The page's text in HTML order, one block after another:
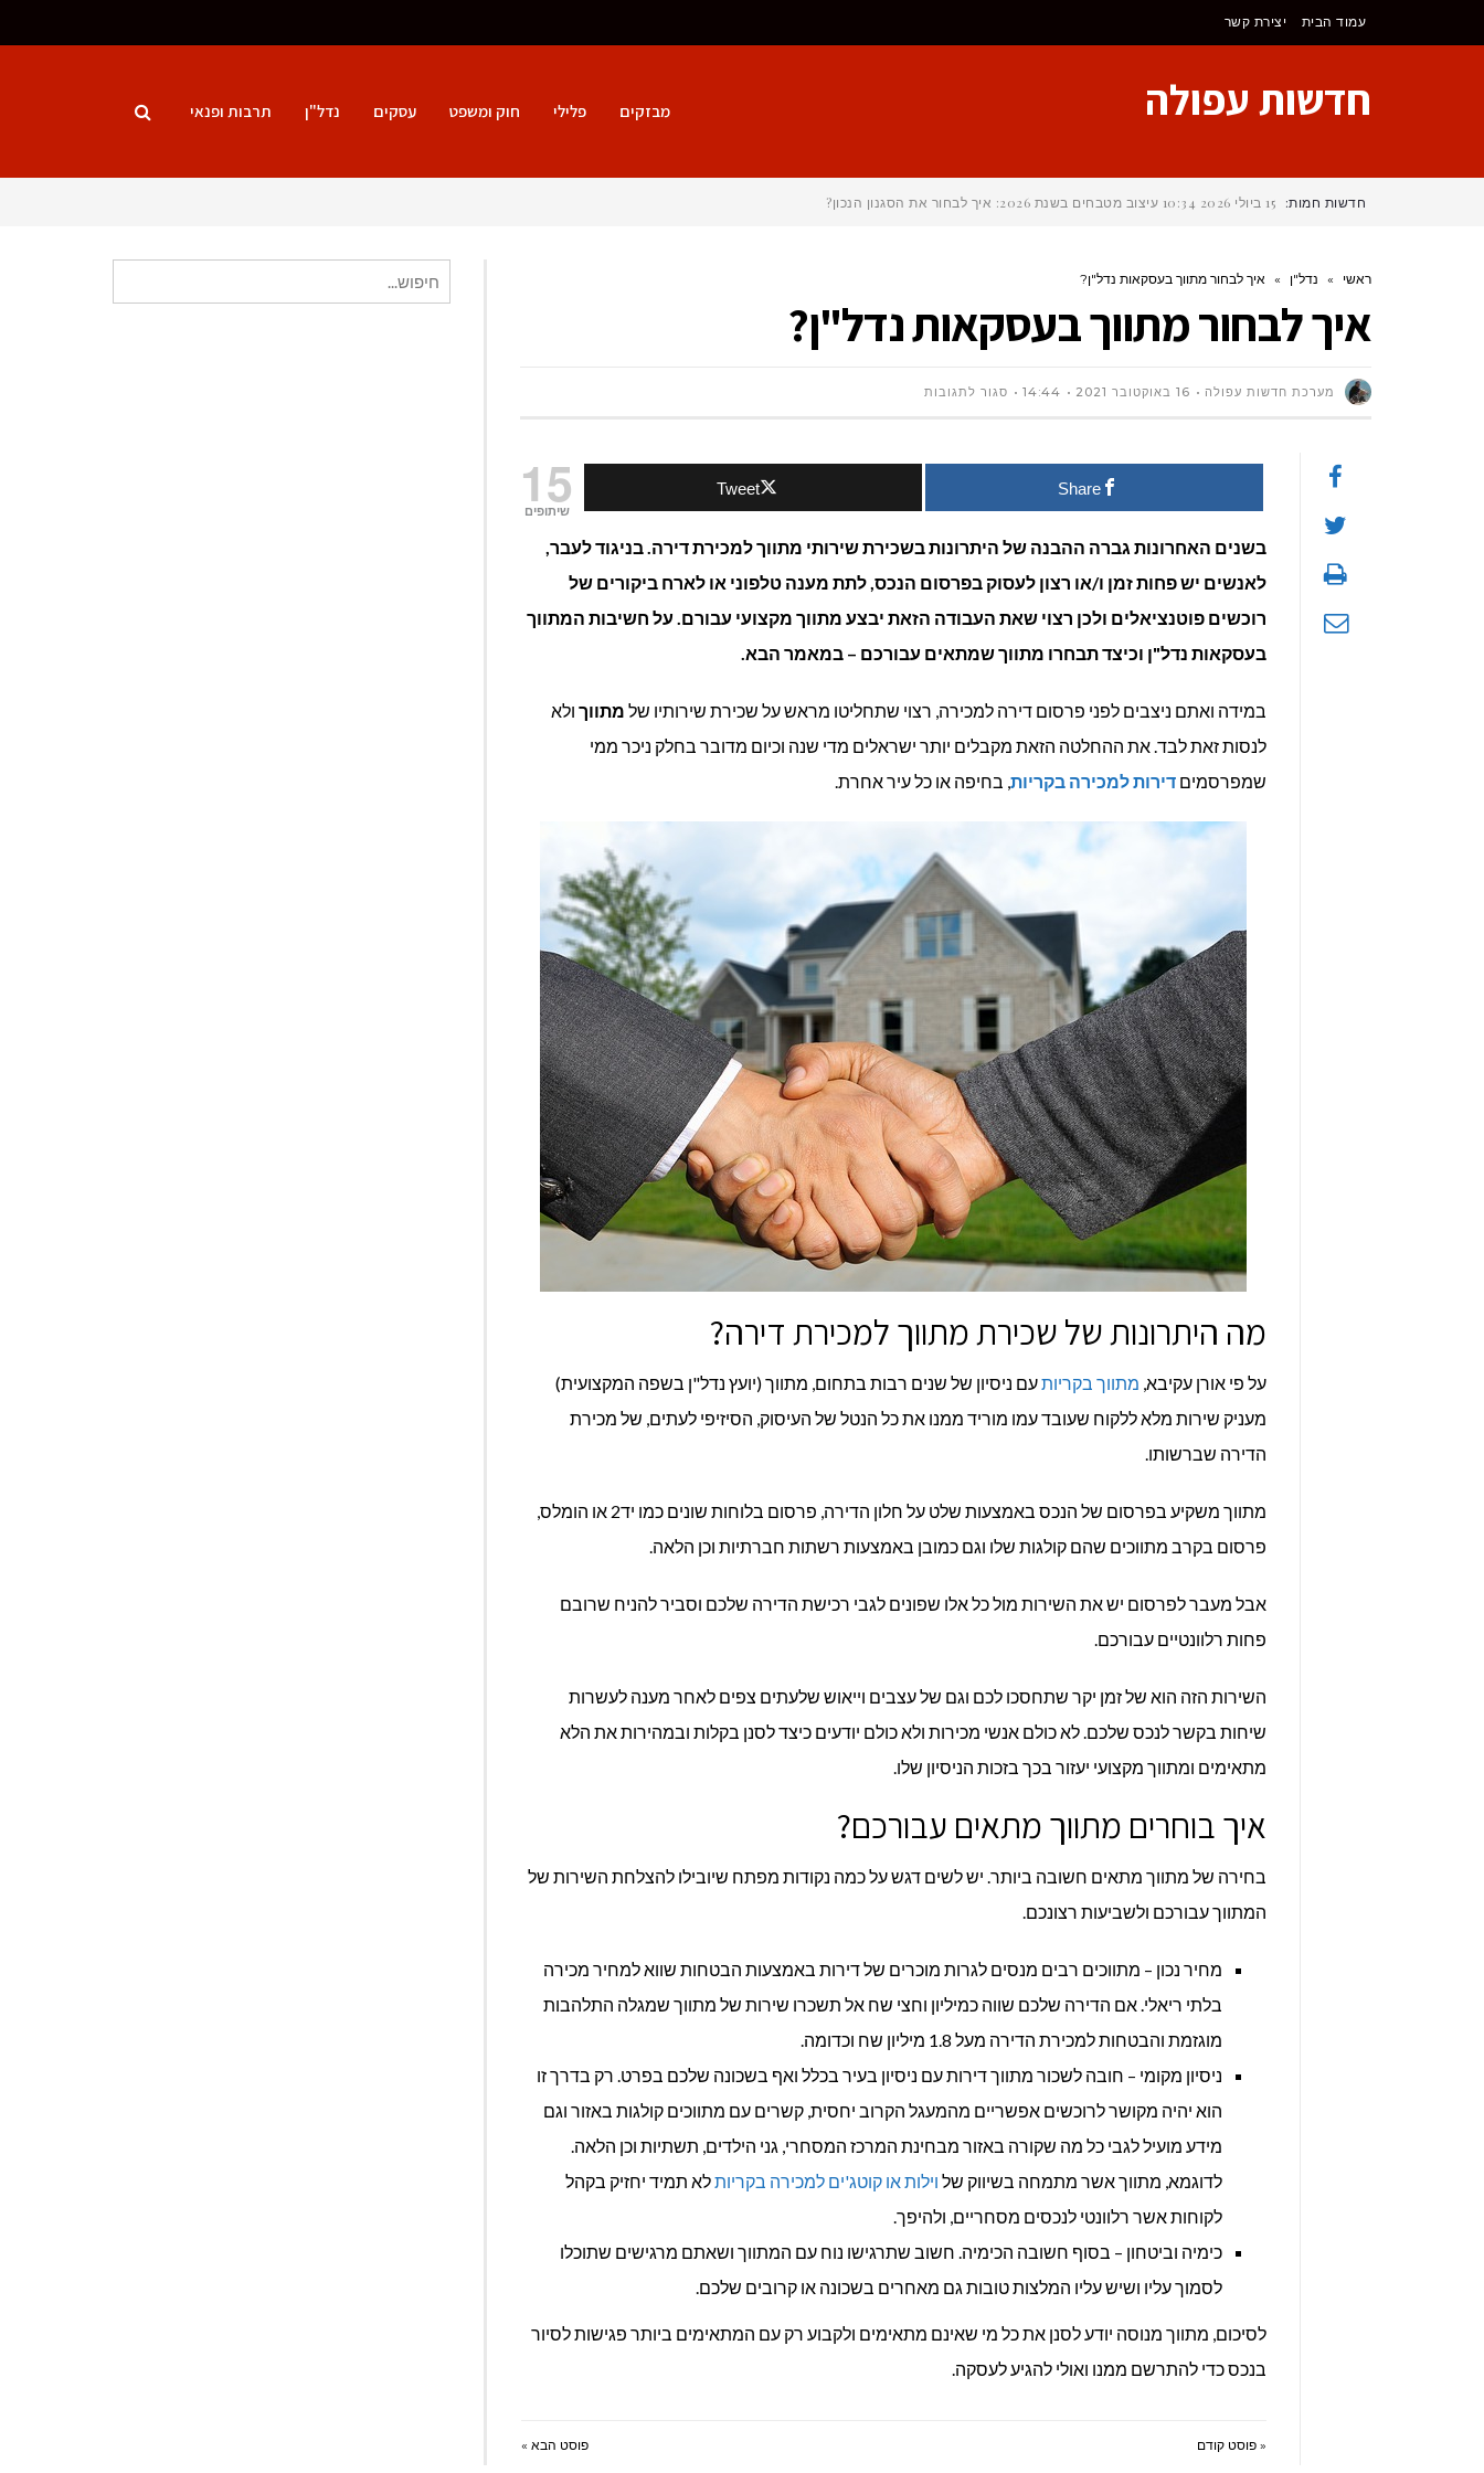
עמוד הבית יצירת קשר
חדשות עפולה מבזקים פלילי חוק ומשפט עסקים נדל"ן תרבות ופנאי
חדשות חמות: 15 ביולי 2026 10:34 עיצוב מטבחים בשנת 2026: איך לבחור את הסגנון הנכון?
ראשי » נדל"ן » איך לבחור מתווך בעסקאות נדל"ן?
איך לבחור מתווך בעסקאות נדל"ן?
מערכת חדשות עפולה 16 באוקטובר 2021 14:44 סגור לתגובותעל
בעסקאות
15
שיתופים
Share
Tweet
בשנים האחרונות גברה ההבנה של היתרונות בשכירת שירותי מתווך למכירת דירה. בניגוד לעבר,
לאנשים יש פחות זמן ו/או רצון לעסוק בפרסום הנכס, לתת מענה טלפוני או לארח ביקורים של
רוכשים פוטנציאלים ולכן רצוי שאת העבודה הזאת יבצע מתווך מקצועי עבורם. על חשיבות המתווך
בעסקאות נדל"ן וכיצד תבחרו מתווך שמתאים עבורכם – במאמר הבא.
במידה ואתם ניצבים לפני פרסום דירה למכירה, רצוי שתחליטו מראש על שכירת שירותיו של מתווך ולא
לנסות זאת לבד. את ההחלטה הזאת מקבלים יותר ישראלים מדי שנה וכיום מדובר בחלק ניכר ממי
שמפרסמיםדירות למכירה בקריות, בחיפה או כל עיר אחרת.
מה היתרונות של שכירת מתווך למכירת דירה?
על פי אורן עקיבא, מתווך בקריותעם ניסיון של שנים רבות בתחום, מתווך (יועץ נדל"ן בשפה המקצועית)
מעניק שירות מלא ללקוח שעובד עמו מוריד ממנו את כל הנטל של העיסוק, הסיזיפי לעתים, של מכירת
הדירה שברשותו.
מתווך משקיע בפרסום של הנכס באמצעות שלט על חלון הדירה, פרסום בלוחות שונים כמו יד2 או הומלס,
פרסום בקרב מתווכים שהם קולגות שלו וגם כמובן באמצעות רשתות חברתיות וכן הלאה.
אבל מעבר לפרסום יש את השירות מול כל אלו שפונים לגבי רכישת הדירה שלכם וסביר להניח שרובם
פחות רלוונטיים עבורכם.
השירות הזה הוא של זמן יקר שתחסכו לכם וגם של עצבים וייאוש שלעתים צפים לאחר מענה לעשרות
שיחות בקשר לנכס שלכם. לא כולם אנשי מכירות ולא כולם יודעים כיצד לסנן בקלות ובמהירות את הלא
מתאימים ומתווך מקצועי יעזור בכך בזכות הניסיון שלו.
איך בוחרים מתווך מתאים עבורכם?
בחירה של מתווך מתאים חשובה ביותר. יש לשים דגש על כמה נקודות מפתח שיובילו להצלחת השירות של
המתווך עבורכם ולשביעות רצונכם.
מחיר נכון – מתווכים רבים מנסים לגרות מוכרים של דירות באמצעות הבטחות שווא למחיר מכירה
בלתי ריאלי. אם הדירה שלכם שווה כמיליון וחצי שח אל תשכרו שירות של מתווך שמגלה התלהבות
מוגזמת והבטחות למכירת הדירה מעל 1.8 מיליון שח וכדומה.
ניסיון מקומי – חובה לשכור מתווך דירות עם ניסיון בעיר בכלל ואף בשכונה שלכם בפרט. רק בדרך זו
הוא יהיה מקושר לרוכשים אפשריים מהמעגל הקרוב יחסית, קשרים עם מתווכים קולגות באזור וגם
מידע מועיל לגבי כל מה שקורה באזור מבחינת המרכז המסחרי, גני הילדים, תשתיות וכן הלאה.
לדוגמא, מתווך אשר מתמחה בשיווק של וילות או קוטג'ים למכירה בקריותלא תמיד יחזיק בקהל
לקוחות אשר רלוונטי לנכסים מסחריים, ולהיפך.
כימיה וביטחון – בסוף חשובה הכימיה. חשוב שתרגישו נוח עם המתווך ושאתם מרגישים שתוכלו
לסמוך עליו ושיש עליו המלצות טובות גם מאחרים בשכונה או קרובים שלכם.
לסיכום, מתווך מנוסה יודע לסנן את כל מי שאינם מתאימים ולקבוע רק עם המתאימים ביותר פגישות לסיור
בנכס כדי להתרשם ממנו ואולי להגיע לעסקה.
« פוסט קודם פוסט הבא »
עבור: